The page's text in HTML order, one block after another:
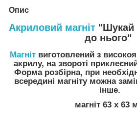
Опис
Акриловий магніт "Шукай
до нього"
Магнітвиготовлений з
акрилу, на звороті
Форма розбірна, при
всередині магніту можна
інше.
магніт 63 х 63